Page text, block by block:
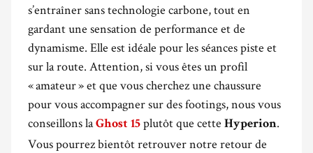
s’entraîner sans technologie carbone, tout en
gardant une sensation de performance et de
dynamisme. Elle est idéale pour les séances piste et
sur la route. Attention, si vous êtes un profil
« amateur » et que vous cherchez une chaussure
pour vous accompagner sur des footings, nous vous
conseillons laGhost 15 plutôt que cette Hyperion.
Vous pourrez bientôt retrouver notre retour de